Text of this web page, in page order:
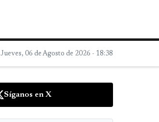
Jueves, 06 de Agosto de 2026 - 18:38
Síganos en X